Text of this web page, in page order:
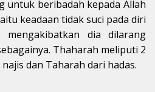
untuk beribadah kepada Allah
keadaan tidak suci pada diri
dia dilarang
Thaharah meliputi 2
dan Taharah dari hadas.